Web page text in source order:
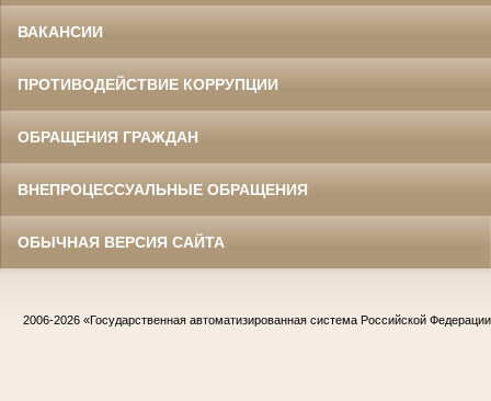
ВАКАНСИИ
ПРОТИВОДЕЙСТВИЕ КОРРУПЦИИ
ОБРАЩЕНИЯ ГРАЖДАН
ВНЕПРОЦЕССУАЛЬНЫЕ ОБРАЩЕНИЯ
ОБЫЧНАЯ ВЕРСИЯ САЙТА
2006-2026 «Государственная автоматизированная система Российской